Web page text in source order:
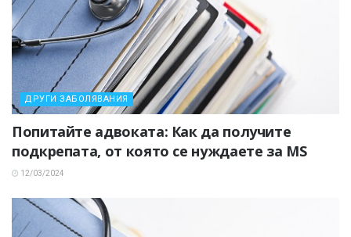
ДРУГИ ЗАБОЛЯВАНИЯ
Попитайте адвоката: Как да получите
подкрепата, от която се нуждаете за MS
12/03/2024